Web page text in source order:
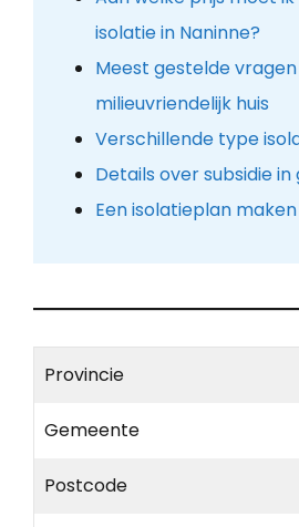
isolatie in Naninne?
Meest gestelde
milieuvriendelijk huis
Verschillende type
Details over subsidie
Een isolatieplan
Provincie
Gemeente
Postcode